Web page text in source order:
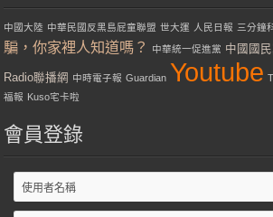
中國大陸 中華民國反黑島屁童聯盟 世大運 人民日報 三分鐘
騙，你家裡人知道嗎？
中華統一促進黨 中國國
Radio聯播網 中時電子報 Guardian Youtube
福報 Kuso宅卡啦
會員登錄